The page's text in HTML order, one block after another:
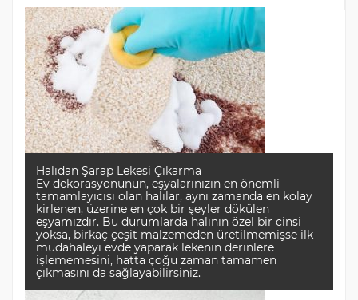
Halıdan Şarap Lekesi Çıkarma
Ev dekorasyonunun, eşyalarınızın en önemli
tamamlayıcısı olan halılar, aynı zamanda en kolay
kirlenen, üzerine en çok bir şeyler dökülen
eşyamızdır. Bu durumlarda halının özel bir cinsi
yoksa, birkaç çeşit malzemeden üretilmemişse ilk
müdahaleyi evde yaparak lekenin derinlere
işlememesini, hatta çoğu zaman tamamen
çıkmasını da sağlayabilirsiniz.